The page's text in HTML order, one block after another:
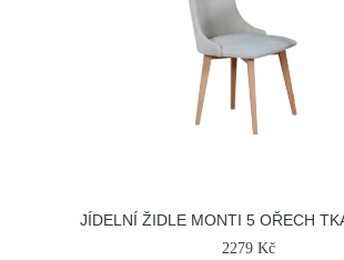
JÍDELNÍ ŽIDLE MONTI 5 OŘECH
2279 Kč